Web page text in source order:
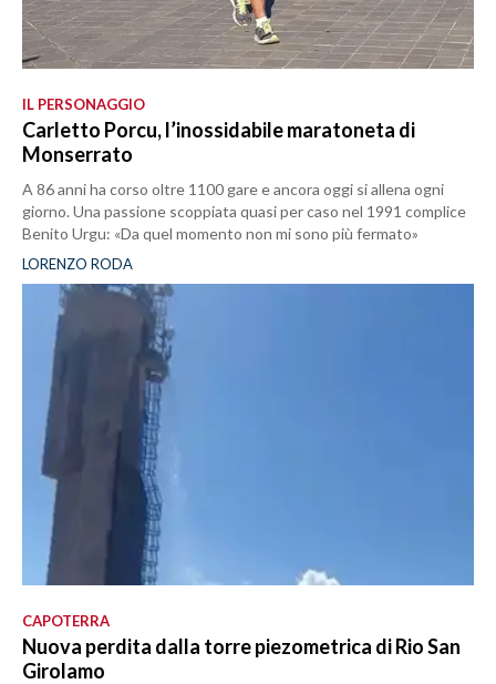
IL PERSONAGGIO
Carletto Porcu, l’inossidabile maratoneta di
Monserrato
A 86 anni ha corso oltre 1100 gare e ancora oggi si allena ogni
giorno. Una passione scoppiata quasi per caso nel 1991 complice
Benito Urgu: «Da quel momento non mi sono più fermato»
LORENZO RODA
CAPOTERRA
Nuova perdita dalla torre piezometrica di Rio San
Girolamo